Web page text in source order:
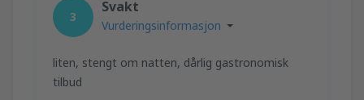
3
Svakt
Vurderingsinformasjon
liten, stengt om natten, dårlig gastronomisk
tilbud